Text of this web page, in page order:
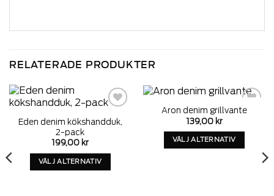
RELATERADE PRODUKTER
wishlist
Eden denim kökshandduk,
2-pack
199,00 kr
VÄLJ ALTERNATIV
Add to
Aron denim grillvante
139,00 kr
VÄLJ ALTERNATIV